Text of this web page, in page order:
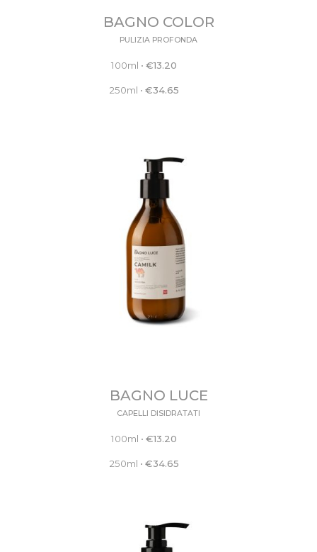
BAGNO COLOR
PULIZIA PROFONDA
100ml •€13.20
250ml • €34.65
BAGNO LUCE
CAPELLI DISIDRATATI
100ml •€13.20
250ml • €34.65